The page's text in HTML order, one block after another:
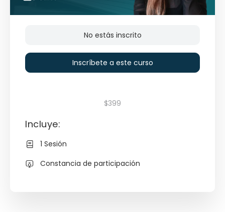
No estás inscrito
Inscríbete a este curso
$399
Incluye:
1 Sesión
Constancia de participación